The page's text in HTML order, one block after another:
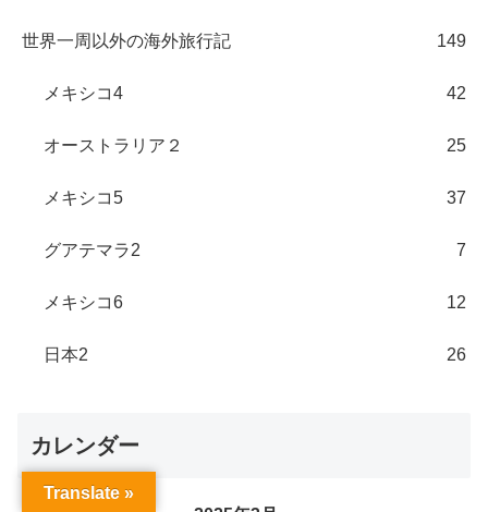
世界一周以外の海外旅行記 149
メキシコ4 42
オーストラリア２ 25
メキシコ5 37
グアテマラ2 7
メキシコ6 12
日本2 26
カレンダー
Translate »